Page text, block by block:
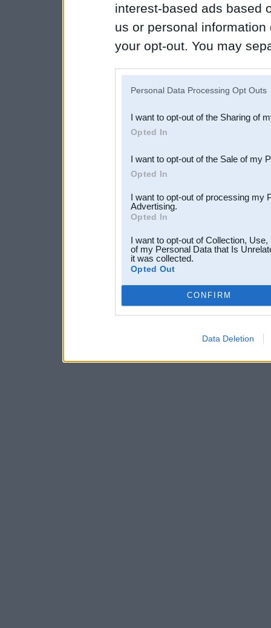
interest-based ads based
us or personal
your opt-out. You may
Downstream Participants
third parties.
Personal Data Processing Opt Outs
I want to opt-out of the Sharing of
Opted In
I want to opt-out of the Sale of my
Opted In
I want to opt-out of processing my
Advertising.
Opted In
I want to opt-out of Collection,
of my Personal Data that Is
it was collected.
Opted Out
CONFIRM
Data Deletion